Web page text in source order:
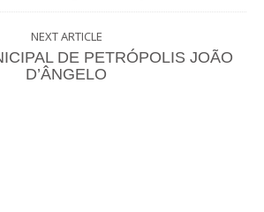
NEXT ARTICLE
DE PETRÓPOLIS JOÃO
D’ÂNGELO